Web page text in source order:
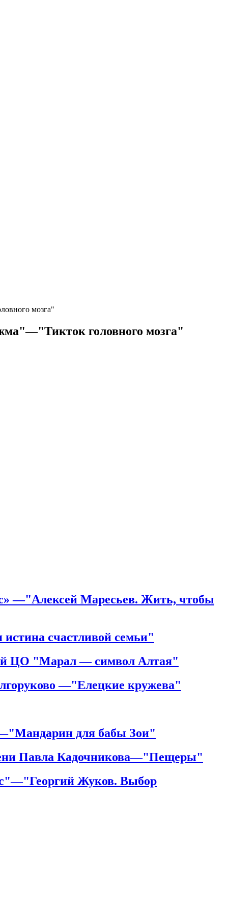
мозга"
головного мозга"
—"Алексей Маресьев. Жить, чтобы
счастливой семьи"
ЦО "Марал — символ Алтая"
—"Елецкие кружева"
для бабы Зои"
Павла Кадочникова—"Пещеры"
Жуков. Выбор